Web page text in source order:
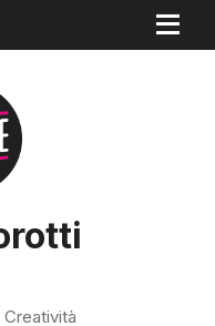
Creatività